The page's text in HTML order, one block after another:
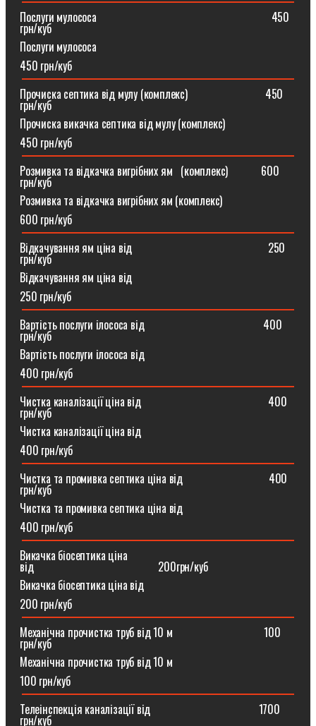
Послуги мулососа⠀⠀⠀⠀⠀⠀⠀⠀⠀⠀⠀⠀⠀⠀⠀⠀⠀⠀⠀⠀⠀450
грн/куб
Послуги мулососа
450 грн/куб
Прочиска септика від мулу (комплекс) ⠀⠀⠀⠀⠀⠀⠀⠀⠀450
грн/куб
Прочиска викачка септика від мулу (комплекс)
450 грн/куб
Розмивка та відкачка вигрібних ям⠀(комплекс)⠀⠀⠀⠀600
грн/куб
Розмивка та відкачка вигрібних ям (комплекс)⠀
600 грн/куб
Відкачування ям ціна від ⠀⠀⠀⠀⠀⠀⠀⠀⠀⠀⠀⠀⠀⠀⠀⠀250
грн/куб
Відкачування ям ціна від
250 грн/куб
Вартість послуги ілососа від ⠀⠀⠀⠀⠀⠀⠀⠀⠀⠀⠀⠀⠀⠀400
грн/куб
Вартість послуги ілососа від
400 грн/куб
Чистка каналізації ціна від ⠀⠀⠀⠀⠀⠀⠀⠀⠀⠀⠀⠀⠀⠀⠀400
грн/куб
Чистка каналізації ціна від
400 грн/куб
Чистка та промивка септика ціна від ⠀⠀⠀⠀⠀⠀⠀⠀⠀⠀400
грн/куб
Чистка та промивка септика ціна від
400 грн/куб
Викачка біосептика ціна
від⠀⠀⠀⠀⠀⠀⠀⠀⠀⠀⠀⠀⠀⠀⠀200грн/куб
Викачка біосептика ціна від
200 грн/куб
Механічна прочистка труб від 10 м⠀⠀⠀⠀⠀⠀⠀⠀⠀⠀⠀100
грн/куб
Механічна прочистка труб від 10 м
100 грн/куб
Телеінспекція каналізації від⠀⠀⠀⠀⠀⠀⠀⠀⠀⠀⠀⠀⠀1700
грн/куб